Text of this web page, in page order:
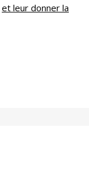
et leur donner la